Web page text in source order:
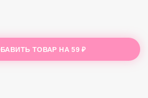
ТОВАР НА59 ₽